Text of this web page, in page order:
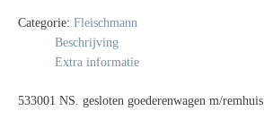
Categorie: Fleischmann
Beschrijving
Extra informatie
533001 NS. gesloten goederenwagen m/remhuis